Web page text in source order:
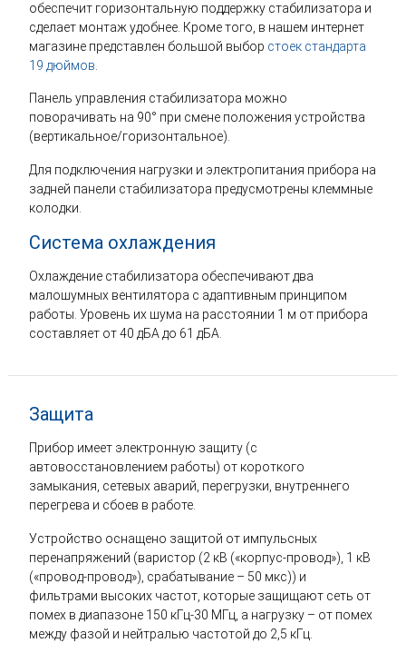
обеспечит горизонтальную поддержку стабилизатора и
сделает монтаж удобнее. Кроме того, в нашем интернет
магазине представлен большой выбор стоек стандарта
19 дюймов
Панель управления стабилизатора можно
поворачивать на 90° при смене положения устройства
(вертикальное/горизонтальное).
Для подключения нагрузки и электропитания прибора на
задней панели стабилизатора предусмотрены клеммные
колодки.
Система охлаждения
Охлаждение стабилизатора обеспечивают два
малошумных вентилятора с адаптивным принципом
работы. Уровень их шума на расстоянии 1 м от прибора
составляет от 40 дБА до 61 дБА.
Защита
Прибор имеет электронную защиту (с
автовосстановлением работы) от короткого
замыкания, сетевых аварий, перегрузки, внутреннего
перегрева и сбоев в работе.
Устройство оснащено защитой от импульсных
перенапряжений (варистор (2 кВ («корпус-провод»), 1 кВ
(«провод-провод»), срабатывание – 50 мкс)) и
фильтрами высоких частот, которые защищают сеть от
помех в диапазоне 150 кГц-30 МГц, а нагрузку – от помех
между фазой и нейтралью частотой до 2,5 кГц.